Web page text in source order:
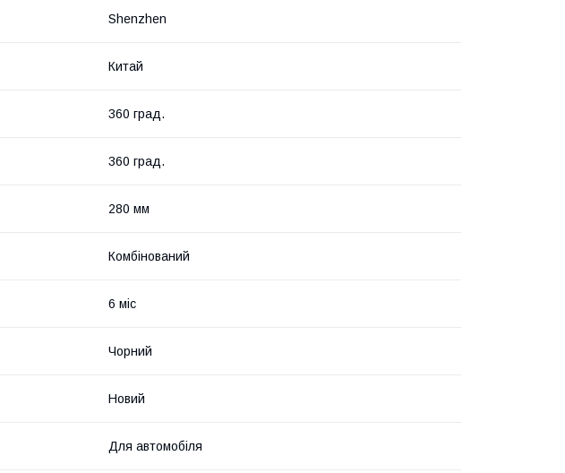
Shenzhen
Китай
360 град.
360 град.
280 мм
Комбінований
6 міс
Чорний
Новий
Для автомобіля